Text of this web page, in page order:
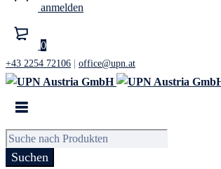
anmelden
0
+43 2254 72106 office@upn.at